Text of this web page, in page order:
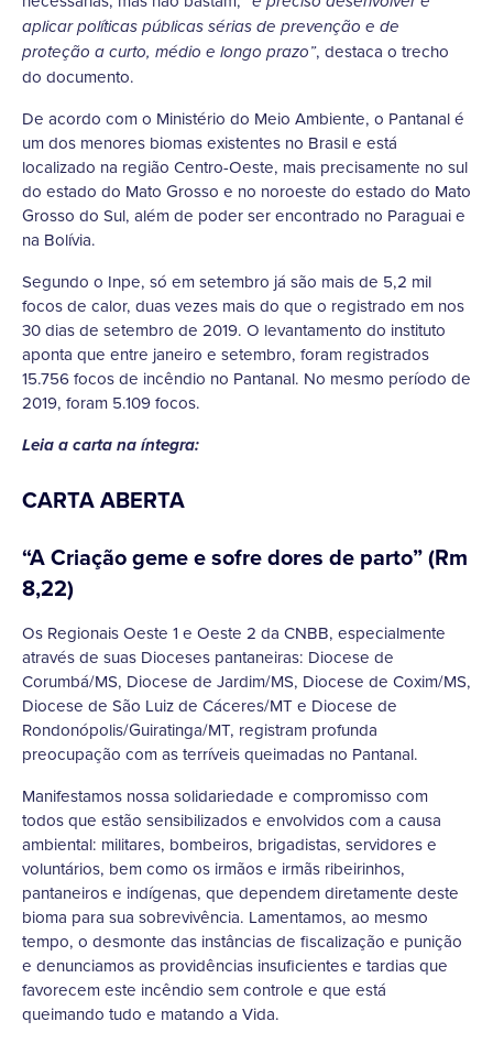
aplicar políticas públicas sérias de prevenção e de
proteção a curto, médio e longo prazo”, destaca o trecho
do documento.
De acordo com o Ministério do Meio Ambiente, o Pantanal é
um dos menores biomas existentes no Brasil e está
localizado na região Centro-Oeste, mais precisamente no sul
do estado do Mato Grosso e no noroeste do estado do Mato
Grosso do Sul, além de poder ser encontrado no Paraguai e
na Bolívia.
Segundo o Inpe, só em setembro já são mais de 5,2 mil
focos de calor, duas vezes mais do que o registrado em nos
30 dias de setembro de 2019. O levantamento do instituto
aponta que entre janeiro e setembro, foram registrados
15.756 focos de incêndio no Pantanal. No mesmo período de
2019, foram 5.109 focos.
Leia a carta na íntegra:
CARTA ABERTA
“A Criação geme e sofre dores de parto” (Rm
8,22)
Os Regionais Oeste 1 e Oeste 2 da CNBB, especialmente
através de suas Dioceses pantaneiras: Diocese de
Corumbá/MS, Diocese de Jardim/MS, Diocese de Coxim/MS,
Diocese de São Luiz de Cáceres/MT e Diocese de
Rondonópolis/Guiratinga/MT, registram profunda
preocupação com as terríveis queimadas no Pantanal.
Manifestamos nossa solidariedade e compromisso com
todos que estão sensibilizados e envolvidos com a causa
ambiental: militares, bombeiros, brigadistas, servidores e
voluntários, bem como os irmãos e irmãs ribeirinhos,
pantaneiros e indígenas, que dependem diretamente deste
bioma para sua sobrevivência. Lamentamos, ao mesmo
tempo, o desmonte das instâncias de fiscalização e punição
e denunciamos as providências insuficientes e tardias que
favorecem este incêndio sem controle e que está
queimando tudo e matando a Vida.